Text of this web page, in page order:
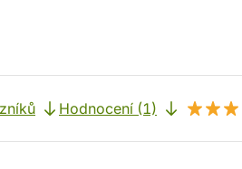
Hodnocení (1)